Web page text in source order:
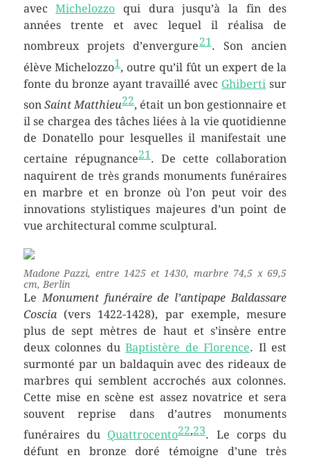
avecMichelozzo qui dura jusqu’à la fin des
années trente et avec lequel il réalisa de
nombreux projets d’envergure21. Son ancien
élève Michelozzo1, outre qu’il fût un expert de la
fonte du bronze ayant travaillé avec Ghiberti sur
son Saint Matthieu22, était un bon gestionnaire et
il se chargea des tâches liées à la vie quotidienne
de Donatello pour lesquelles il manifestait une
certaine répugnance21. De cette collaboration
naquirent de très grands monuments funéraires
en marbre et en bronze où l’on peut voir des
innovations stylistiques majeures d’un point de
vue architectural comme sculptural.
Madone Pazzi, entre 1425 et 1430, marbre 74,5 x 69,5
cm, Berlin
Le Monument funéraire de l’antipape Baldassare
Coscia(vers 1422-1428), par exemple, mesure
plus de sept mètres de haut et s’insère entre
deux colonnes duBaptistère de Florence. Il est
surmonté par un baldaquin avec des rideaux de
marbres qui semblent accrochés aux colonnes.
Cette mise en scène est assez novatrice et sera
souvent reprise dans d’autres monuments
funéraires du Quattrocento22,23. Le corps du
défunt en bronze doré témoigne d’une très